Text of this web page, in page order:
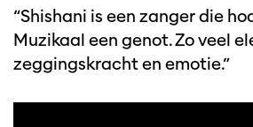
“Shishani is een zanger die
Muzikaal een genot. Zo veel
zeggingskracht en emotie.”